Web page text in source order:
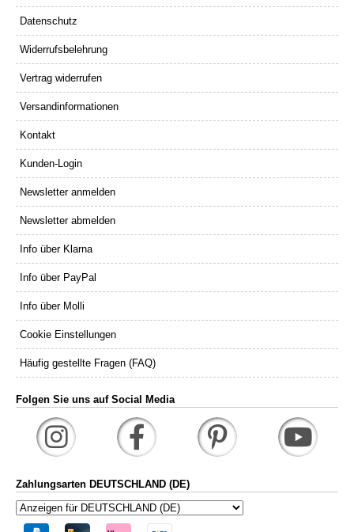
Datenschutz
Widerrufsbelehrung
Vertrag widerrufen
Versandinformationen
Kontakt
Kunden-Login
Newsletter anmelden
Newsletter abmelden
Info über Klarna
Info über PayPal
Info über Molli
Cookie Einstellungen
Häufig gestellte Fragen (FAQ)
Folgen Sie uns auf Social Media
Zahlungsarten DEUTSCHLAND (DE)